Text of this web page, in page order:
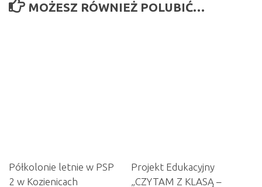
MOŻESZ RÓWNIEŻ POLUBIĆ…
Półkolonie letnie w PSP
2 w Kozienicach
Projekt Edukacyjny
„CZYTAM Z KLASĄ –